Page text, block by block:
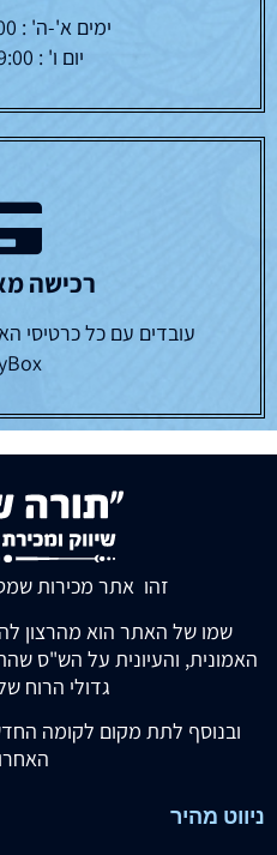
ימים א'-ה' : 14:00 - 19:00
יום ו' : 9:00 - 10:30
רכישה
זהו אתר מכירות
שמו של האתר הוא מהרצון
האמונית, והעיונית על הש"ס
גדולי הרוח
ובנוסף לתת מקום לקומה
ניווט מהיר